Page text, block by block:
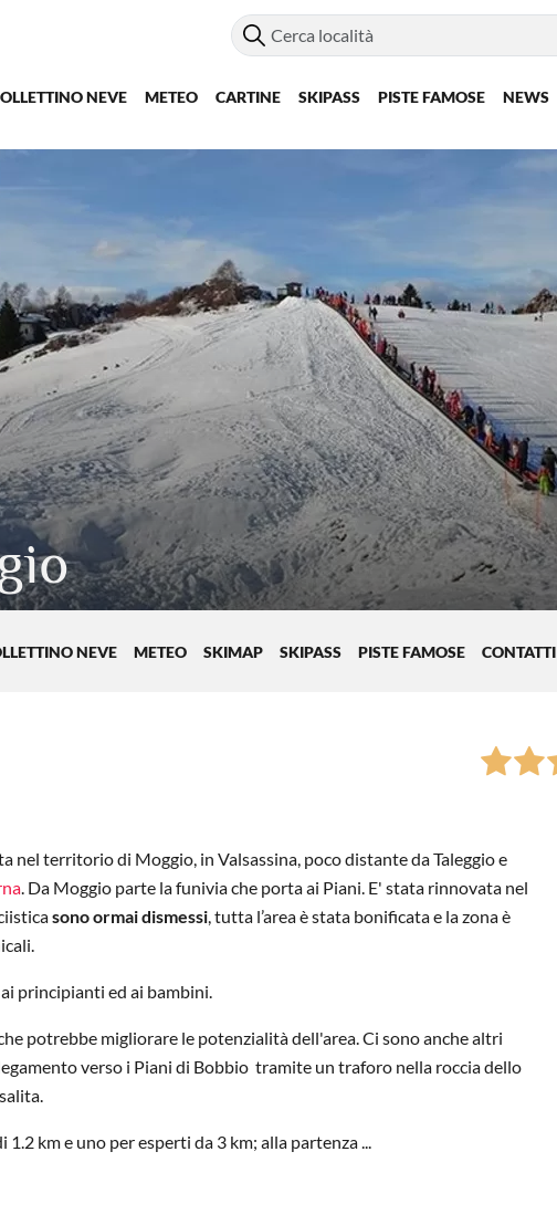
NEVE METEO CARTINE SKIPASS PISTE FAMOSE NEWS
NEVE METEO SKIMAP SKIPASS PISTE FAMOSE CONTATTI
nel territorio di Moggio, in Valsassina, poco distante da Taleggio e
. Da Moggio parte la funivia che porta ai Piani. E' stata rinnovata nel
sono ormai dismessi, tutta l’area è stata bonificata e la zona è
principianti ed ai bambini.
potrebbe migliorare le potenzialità dell'area. Ci sono anche altri
verso i Piani di Bobbio tramite un traforo nella roccia dello
km e uno per esperti da 3 km; alla partenza ...